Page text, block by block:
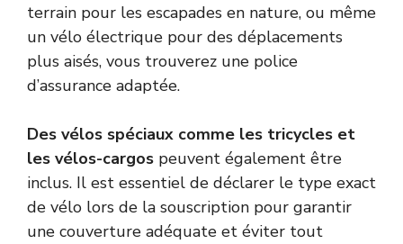
terrain pour les escapades en nature, ou même
un vélo électrique pour des déplacements
plus aisés, vous trouverez une police
d’assurance adaptée.
Des vélos spéciaux comme les tricycles et
les vélos-cargos peuvent également être
inclus. Il est essentiel de déclarer le type exact
de vélo lors de la souscription pour garantir
une couverture adéquate et éviter tout